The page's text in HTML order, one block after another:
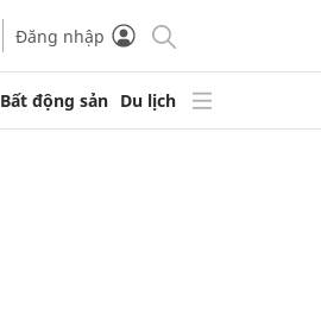
Đăng nhập
Bất động sản Du lịch